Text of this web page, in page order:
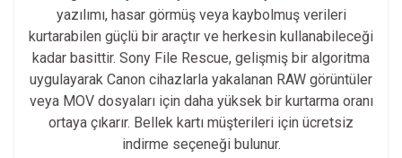
yazılımı, hasar görmüş veya kaybolmuş verileri
kurtarabilen güçlü bir araçtır ve herkesin kullanabileceği
kadar basittir. Sony File Rescue, gelişmiş bir algoritma
uygulayarak Canon cihazlarla yakalanan RAW görüntüler
veya MOV dosyaları için daha yüksek bir kurtarma oranı
ortaya çıkarır. Bellek kartı müşterileri için ücretsiz
indirme seçeneği bulunur.